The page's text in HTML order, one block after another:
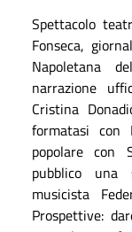
Spettacolo
Fonseca,
Napoletana
narrazione
Cristina
formatasi con
popolare con
pubblico una
musicista
Prospettive: